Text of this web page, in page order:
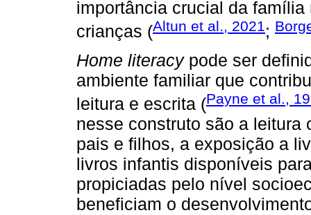
importância crucial da
crianças (Altun et al., 2021 ;
Home literacypode ser
ambiente familiar que
leitura e escrita (Payne et al.,
nesse construto são a leitura
pais e filhos, a exposição a
livros infantis disponíveis
propiciadas pelo nível
beneficiam o